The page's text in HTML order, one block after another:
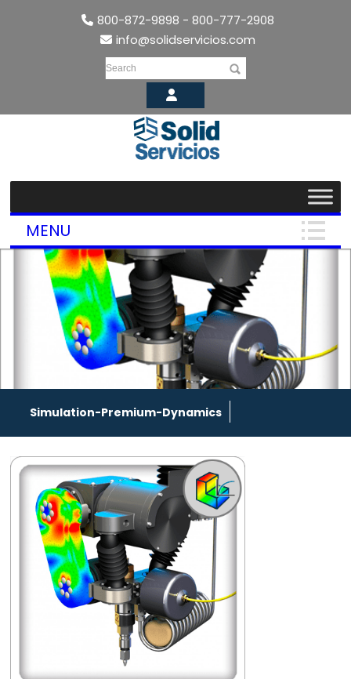
800-872-9898 - 800-777-2908
info@solidservicios.com
Search
MENU
Simulation-Premium-Dynamics